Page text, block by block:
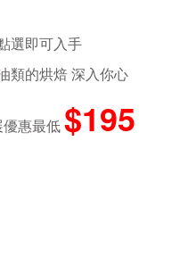
選即可入手
類的烘焙 深入你心
惠最低$195